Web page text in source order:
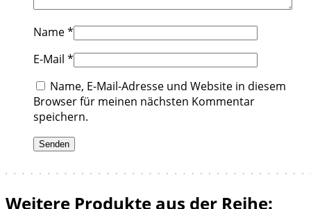
Name*
E-Mail *
Name, E-Mail-Adresse und Website in diesem
Browser für meinen nächsten Kommentar
speichern.
Weitere Produkte aus der Reihe: